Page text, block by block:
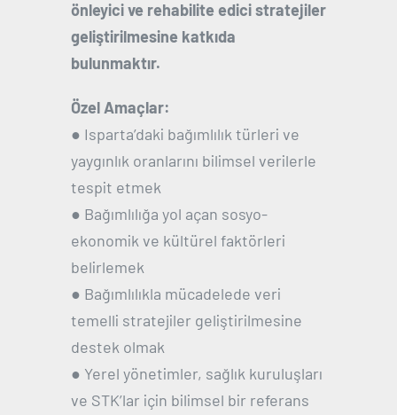
önleyici ve rehabilite edici stratejiler
geliştirilmesine katkıda
bulunmaktır.
Özel Amaçlar:
● Isparta’daki bağımlılık türleri ve
yaygınlık oranlarını bilimsel verilerle
tespit etmek
● Bağımlılığa yol açan sosyo-
ekonomik ve kültürel faktörleri
belirlemek
● Bağımlılıkla mücadelede veri
temelli stratejiler geliştirilmesine
destek olmak
● Yerel yönetimler, sağlık kuruluşları
ve STK’lar için bilimsel bir referans